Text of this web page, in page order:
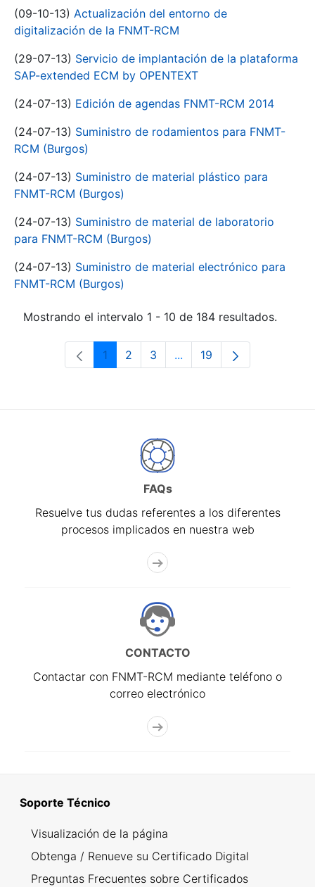
(09-10-13) Actualización del entorno de
digitalización de la FNMT-RCM
(29-07-13) Servicio de implantación de la plataforma
SAP-extended ECM by OPENTEXT
(24-07-13) Edición de agendas FNMT-RCM 2014
(24-07-13) Suministro de rodamientos para FNMT-
RCM (Burgos)
(24-07-13) Suministro de material plástico para
FNMT-RCM (Burgos)
(24-07-13) Suministro de material de laboratorio
para FNMT-RCM (Burgos)
(24-07-13) Suministro de material electrónico para
FNMT-RCM (Burgos)
Mostrando el intervalo 1 - 10 de 184 resultados.
Página
1 Página
2 Página
3 ...Páginas intermedias Use
Página
19
FAQs
Resuelve tus dudas referentes a los diferentes
procesos implicados en nuestra web
CONTACTO
Contactar con FNMT-RCM mediante teléfono o
correo electrónico
Soporte Técnico
Visualización de la página
Obtenga / Renueve su Certificado Digital
Preguntas Frecuentes sobre Certificados